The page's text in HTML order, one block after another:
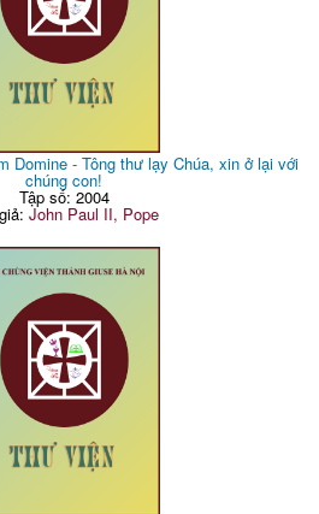
Domine - Tông thư lạy Chúa, xin ở lại với
chúng con!
Tập số: 2004
John Paul II, Pope